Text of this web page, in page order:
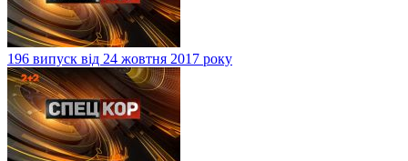
196 випуск від 24 жовтня 2017 року